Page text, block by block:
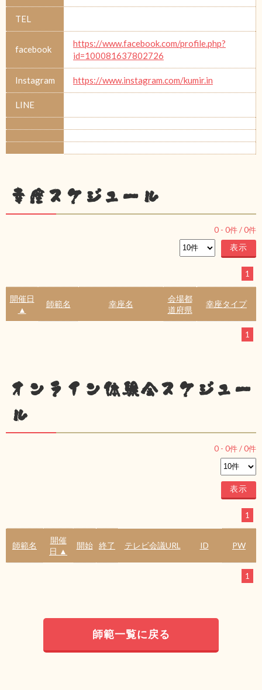
TEL
facebook
https://www.facebook.com/profile.php?
id=100081637802726
Instagram https://www.instagram.com/kumir.in
LINE
幸座スケジュール
0 - 0件 /0件
1
開催日
▲
師範名 幸座名
会場都
道府県
幸座タイプ
1
オンライン体験会スケジュー
ル
0 - 0件 /0件
1
師範名
開催
日 ▲
開始 終了 テレビ会議URL ID PW
1
師範一覧に戻る